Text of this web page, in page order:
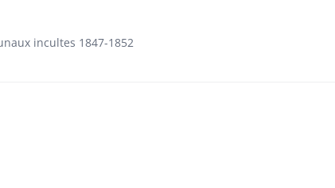
incultes 1847-1852